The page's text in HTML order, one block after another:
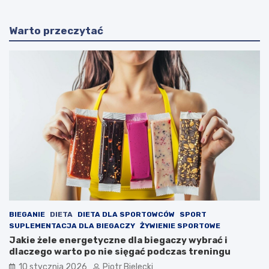
Warto przeczytać
BIEGANIE DIETA DIETA DLA SPORTOWCÓW
SPORT
SUPLEMENTACJA DLA BIEGACZY ŻYWIENIE SPORTOWE
Jakie żele energetyczne dla biegaczy wybrać i
dlaczego warto po nie sięgać podczas treningu